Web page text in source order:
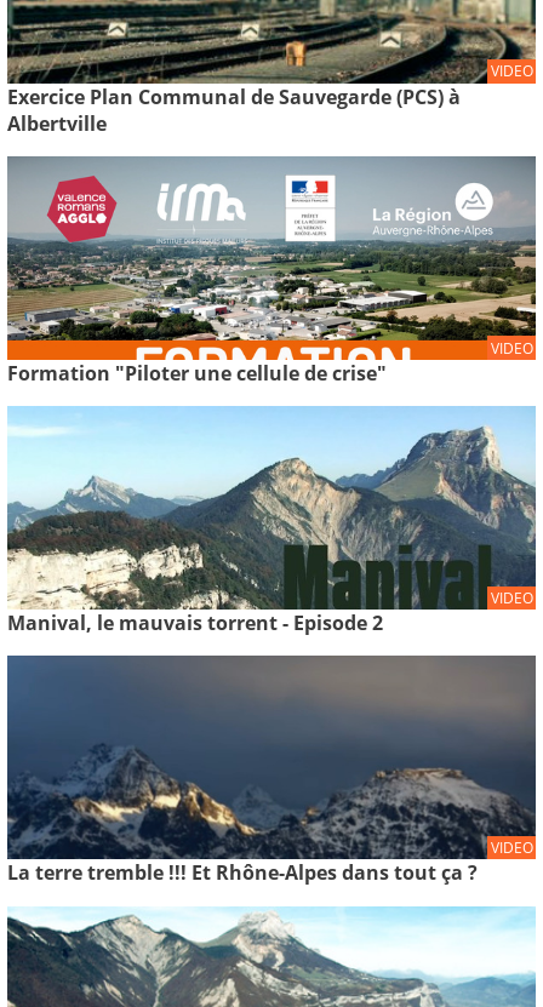
VIDEO
Exercice Plan Communal de Sauvegarde (PCS) à
Albertville
VIDEO
Formation "Piloter une cellule de crise"
VIDEO
Manival, le mauvais torrent - Episode 2
VIDEO
La terre tremble !!! Et Rhône-Alpes dans tout ça ?